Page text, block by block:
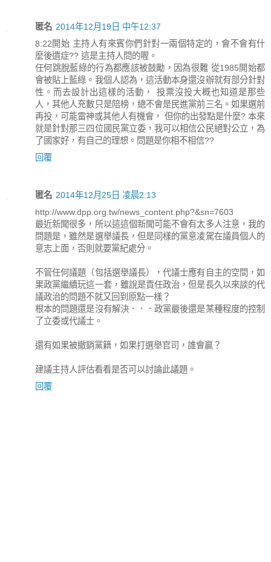
匿名 2014年12月19日 中午12:37
8:22開始 主持人有來賓你們針對一兩個特定的，會不會有什
麼後遺症?? 這是主持人問的喔。
任何跳脫藍綠的行為都應該被鼓勵，因為很難 從1985開始都
會被貼上藍綠。我個人認為，這活動本身還沒辦就有部分針對
性。而去設計出這樣的活動， 投票沒投大概也知道是那些
人，其他人充數只是陪榜，總不會是民進黨前三名。如果選前
再投，可能雷神或其他人有機會， 但你的出發點是什麼? 本來
就是針對那三四位國民黨立委，我可以相信公民絕對公立，為
了國家好，有自己的理想。問題是你相不相信??
回覆
匿名 2014年12月25日 凌晨2:13
http://www.dpp.org.tw/news_content.php?&sn=7603
最近新聞很多，所以這這個新聞可能不會有太多人注意，我的
問題是，雖然是選舉議長，但是同樣的黨意凌駕在議員個人的
意志上面，否則就要黨紀處分。
不管任何議題（包括選舉議長），代議士應有自主的空間，如
果政黨繼續玩這一套，雖說是責任政治，但是長久以來談的代
議政治的問題不就又回到原點一樣？
根本的問題還是沒有解決．．．政黨最後還是某種程度的控制
了立委或代議士。
還有如果被撤銷黨籍，如果打選舉官司，誰會贏？
建議主持人評估看看是否可以討論此議題。
回覆